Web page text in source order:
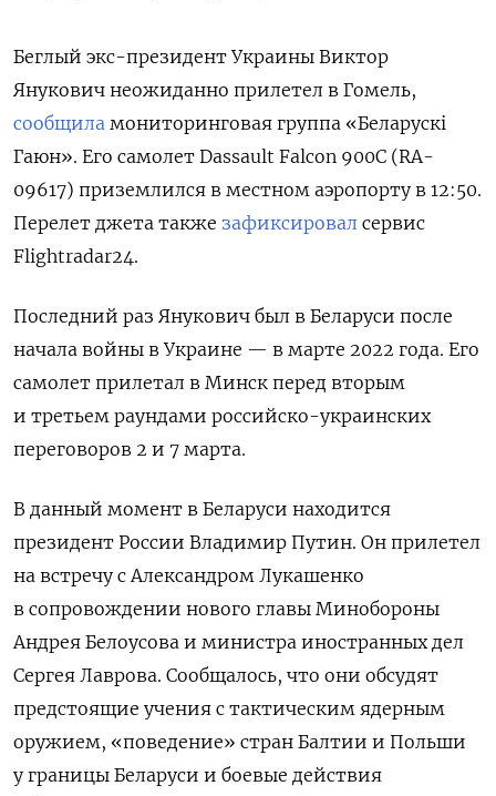
Беглый экс-президент Украины Виктор
Янукович неожиданно прилетел в Гомель,
сообщила мониторинговая группа «Беларускі
Гаюн». Его самолет Dassault Falcon 900C (RA-
09617) приземлился в местном аэропорту в 12:50.
Перелет джета также зафиксировал сервис
Flightradar24.
Последний раз Янукович был в Беларуси после
начала войны в Украине — в марте 2022 года. Его
самолет прилетал в Минск перед вторым
и третьем раундами российско-украинских
переговоров 2 и 7 марта.
В данный момент в Беларуси находится
президент России Владимир Путин. Он прилетел
на встречу с Александром Лукашенко
в сопровождении нового главы Минобороны
Андрея Белоусова и министра иностранных дел
Сергея Лаврова. Сообщалось, что они обсудят
предстоящие учения с тактическим ядерным
оружием, «поведение» стран Балтии и Польши
у границы Беларуси и боевые действия